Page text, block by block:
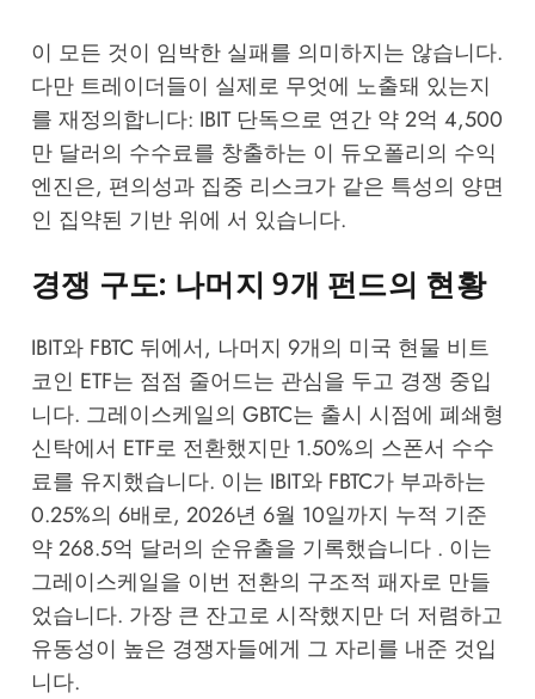
이 모든 것이 임박한 실패를 의미하지는 않습니다.
다만 트레이더들이 실제로 무엇에 노출돼 있는지
를 재정의합니다: IBIT 단독으로 연간 약 2억 4,500
만 달러의 수수료를 창출하는 이 듀오폴리의 수익
엔진은, 편의성과 집중 리스크가 같은 특성의 양면
인 집약된 기반 위에 서 있습니다.
경쟁 구도: 나머지 9개 펀드의 현황
IBIT와 FBTC 뒤에서, 나머지 9개의 미국 현물 비트
코인 ETF는 점점 줄어드는 관심을 두고 경쟁 중입
니다. 그레이스케일의 GBTC는 출시 시점에 폐쇄형
신탁에서 ETF로 전환했지만 1.50%의 스폰서 수수
료를 유지했습니다. 이는 IBIT와 FBTC가 부과하는
0.25%의 6배로, 2026년 6월 10일까지 누적 기준
약 268.5억 달러의 순유출을 기록했습니다 . 이는
그레이스케일을 이번 전환의 구조적 패자로 만들
었습니다. 가장 큰 잔고로 시작했지만 더 저렴하고
유동성이 높은 경쟁자들에게 그 자리를 내준 것입
니다.